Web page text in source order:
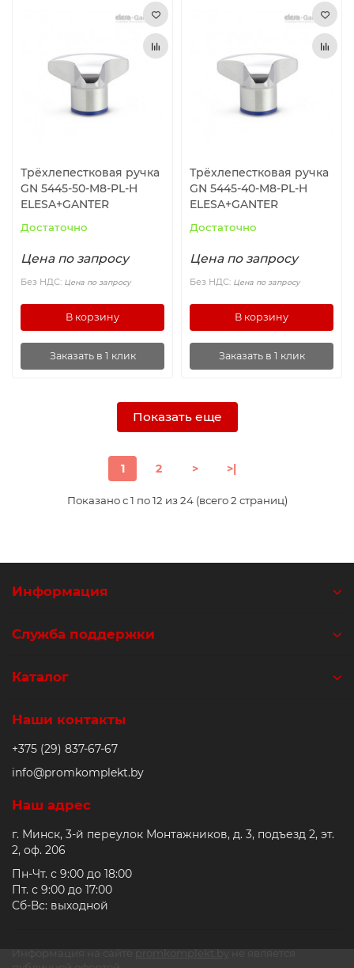
Трёхлепестковая ручка
GN 5445-50-M8-PL-H
ELESA+GANTER
Достаточно
Цена по запросу
Без НДС: Цена по запросу
В корзину
Заказать в 1 клик
Трёхлепестковая ручка
GN 5445-40-M8-PL-H
ELESA+GANTER
Достаточно
Цена по запросу
Без НДС: Цена по запросу
В корзину
Заказать в 1 клик
Показать еще
1 2 > >|
Показано с 1 по 12 из 24 (всего 2 страниц)
Информация
Служба поддержки
Каталог
Наши контакты
+375 (29) 837-67-67
info@promkomplekt.by
Наш адрес
г. Минск, 3-й переулок Монтажников, д. 3, подъезд 2, эт.
2, оф. 206
Пн-Чт. с 9:00 до 18:00
Пт. с 9:00 до 17:00
Сб-Вс: выходной
Информация на сайте promkomplekt.by не является